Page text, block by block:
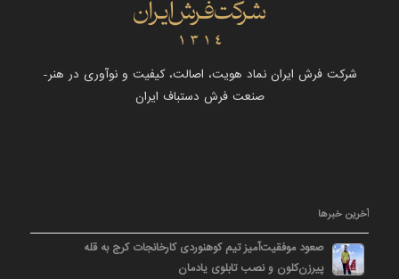
شرکت فرش ایران نماد هویت، اصالت، کیفیت و نوآوری در هنر-
صنعت فرش دستباف ایران
آخرین خبرها
صعود موفقیت‌آمیز تیم کوهنوردی کارخانجات کرج به قله
پیرزن‌کلون و نصب تابلوی یادمان